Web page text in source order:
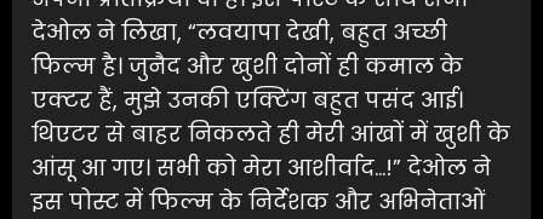
देओल ने लिखा, “लवयापा देखी, बहुत अच्छी
फिल्म है। जुनैद और खुशी दोनों ही कमाल के
एक्टर हैं, मुझे उनकी एक्टिंग बहुत पसंद आई।
थिएटर से बाहर निकलते ही मेरी आंखों में खुशी के
आंसू आ गए। सभी को मेरा आशीर्वाद…!” देओल ने
इस पोस्ट में फिल्म के निर्देशक और अभिनेताओं